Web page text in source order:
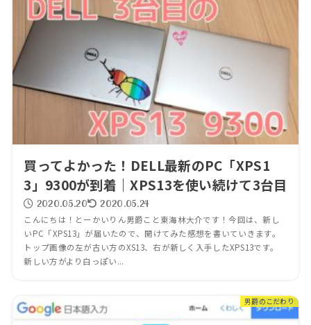
買ってよかった！DELL最新のPC「XPS1
3」9300が到着｜XPS13を使い続けて3台目
2020.05.20 2020.05.24
こんにちは！とーかいりん男爵こと東海林大介です！今回は、新し
いPC「XPS13」が届いたので、開けてみた感想を書いていきます。
トップ画像の左が古い方のXS13、右が新しく入手したXPS13です。
新しい方がより白っぽい...
男爵のこだわり